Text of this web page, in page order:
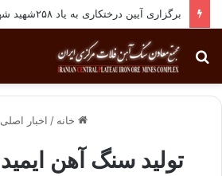
برگزاری آیین درختکاری به یاد ۲۵۸شهید شهرستان بافق
جستجو
برای
خانه / اخبار اصلی